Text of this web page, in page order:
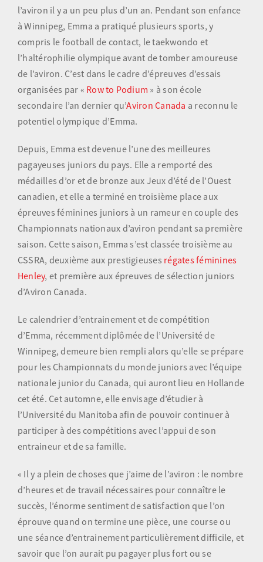
Olympiens et paralympiens
Science du sport
Programmes
Ressources
Quoi de neuf
l’aviron il y a un peu plus d’un an. Pendant son enfance
à Winnipeg, Emma a pratiqué plusieurs sports, y
compris le football de contact, le taekwondo et
l’haltérophilie olympique avant de tomber amoureuse
de l’aviron. C’est dans le cadre d’épreuves d’essais
organisées par « Row to Podium » à son école
secondaire l’an dernier qu’Aviron Canada a reconnu le
potentiel olympique d’Emma.
Depuis, Emma est devenue l’une des meilleures
pagayeuses juniors du pays. Elle a remporté des
médailles d’or et de bronze aux Jeux d’été de l’Ouest
canadien, et elle a terminé en troisième place aux
épreuves féminines juniors à un rameur en couple des
Championnats nationaux d’aviron pendant sa première
saison. Cette saison, Emma s’est classée troisième au
CSSRA, deuxième aux prestigieuses régates féminines
Henley, et première aux épreuves de sélection juniors
d’Aviron Canada.
Le calendrier d’entrainement et de compétition
d’Emma, récemment diplômée de l’Université de
Winnipeg, demeure bien rempli alors qu’elle se prépare
pour les Championnats du monde juniors avec l’équipe
nationale junior du Canada, qui auront lieu en Hollande
cet été. Cet automne, elle envisage d’étudier à
l’Université du Manitoba afin de pouvoir continuer à
participer à des compétitions avec l’appui de son
entraineur et de sa famille.
« Il y a plein de choses que j’aime de l’aviron : le nombre
d’heures et de travail nécessaires pour connaître le
succès, l’énorme sentiment de satisfaction que l’on
éprouve quand on termine une pièce, une course ou
une séance d’entrainement particulièrement difficile, et
savoir que l’on aurait pu pagayer plus fort ou se